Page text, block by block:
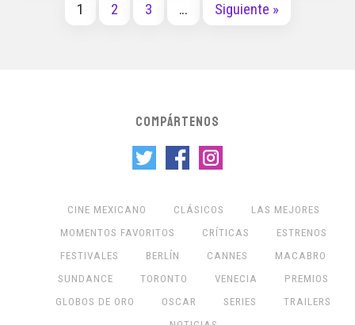
1 2 3 … Siguiente »
COMPÁRTENOS
CINE MEXICANO CLÁSICOS
LAS MEJORES
MOMENTOS FAVORITOS
CRÍTICAS
ESTRENOS
FESTIVALES
BERLÍN CANNES
MACABRO
SUNDANCE
TORONTO VENECIA
PREMIOS
GLOBOS DE ORO
OSCAR SERIES
TRAILERS